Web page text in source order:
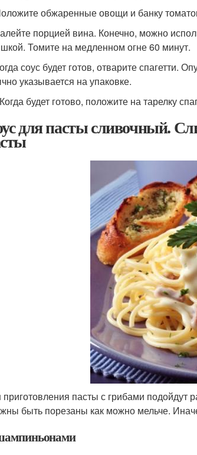
обжаренные овощи и банку
порцией вина. Конечно, можно
Томите на медленном огне 60 минут.
соус будет готов, отварите спагетти.
указывается на упаковке.
будет готово, положите на тарелку
для пасты сливочный.
пасты с грибами подойдут
быть порезаны как можно мельче.